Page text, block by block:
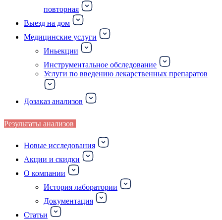
повторная
Выезд на дом
Медицинские услуги
Иньекции
Инструментальное обследование
Услуги по введению лекарственных препаратов
Дозаказ анализов
Результаты анализов
Новые исследования
Акции и скидки
О компании
История лаборатории
Документация
Статьи